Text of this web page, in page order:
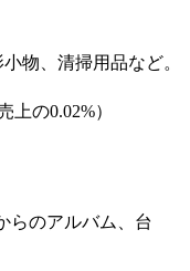
物、清掃用品など。
上の0.02%）
らのアルバム、台